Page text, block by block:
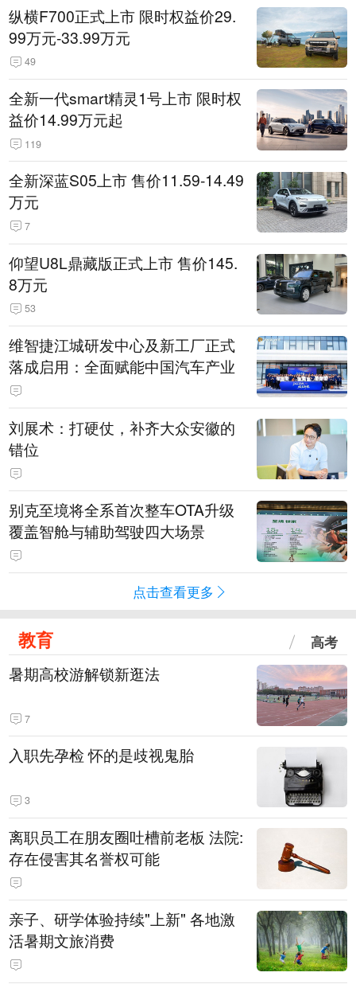
纵横F700正式上市 限时权益价29.
99万元-33.99万元
49
全新一代smart精灵1号上市 限时权
益价14.99万元起
119
全新深蓝S05上市 售价11.59-14.49
万元
7
仰望U8L鼎藏版正式上市 售价145.
8万元
53
维智捷江城研发中心及新工厂正式
落成启用：全面赋能中国汽车产业
刘展术：打硬仗，补齐大众安徽的
错位
别克至境将全系首次整车OTA升级
覆盖智舱与辅助驾驶四大场景
点击查看更多
教育 高考
暑期高校游解锁新逛法
7
入职先孕检 怀的是歧视鬼胎
3
离职员工在朋友圈吐槽前老板 法院:
存在侵害其名誉权可能
亲子、研学体验持续"上新" 各地激
活暑期文旅消费